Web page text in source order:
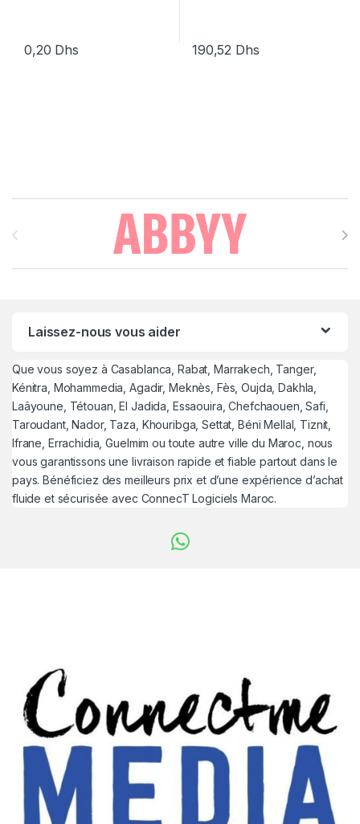
0,20 Dhs 190,52 Dhs
Brands Carousel
Laissez-nous vous aider
Que vous soyez à Casablanca, Rabat, Marrakech, Tanger,
Kénitra, Mohammedia, Agadir, Meknès, Fès, Oujda, Dakhla,
Laâyoune, Tétouan, El Jadida, Essaouira, Chefchaouen, Safi,
Taroudant, Nador, Taza, Khouribga, Settat, Béni Mellal, Tiznit,
Ifrane, Errachidia, Guelmim ou toute autre ville du Maroc, nous
vous garantissons une livraison rapide et fiable partout dans le
pays. Bénéficiez des meilleurs prix et d’une expérience d’achat
fluide et sécurisée avec ConnecT Logiciels Maroc.